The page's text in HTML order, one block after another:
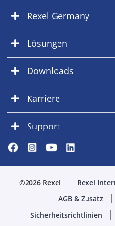
Rexel Germany
Lösungen
Downloads
Karriere
Support
©2026 Rexel Rexel
AGB & Zusatz
Sicherheitsrichtlinien